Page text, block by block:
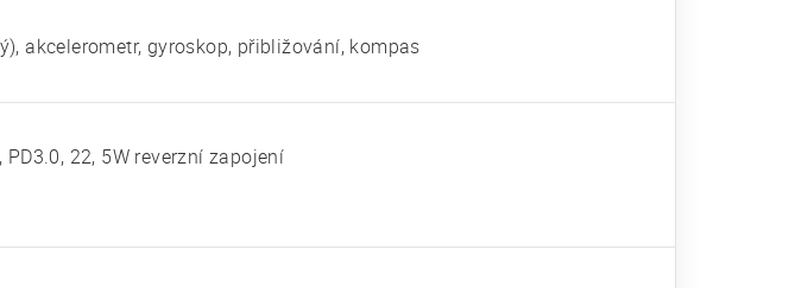
akcelerometr, gyroskop, přibližování, kompas
22, 5W reverzní zapojení